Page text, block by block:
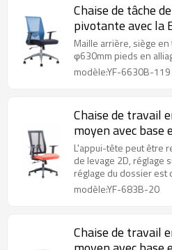
Chaise de tâche
pivotante avec la
pour le fournisseur
Maille arrière, siège en
φ630mm pieds en
modèle:YF-6630B-119
Chaise de travail
moyen avec base
683B-20)
L'appui-tête peut être
de levage 2D, réglage
réglage du dossier est
modèle:YF-683B-20
Chaise de travail